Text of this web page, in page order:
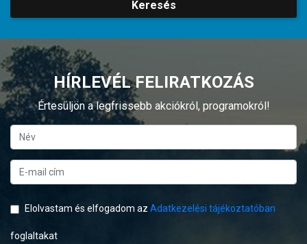
Keresés
HÍRLEVÉL FELIRATKOZÁS
Értesüljön a legfrissebb akciókról, programokról!
Elolvastam és elfogadom az Adatkezelési tájékoztatóban
foglaltakat